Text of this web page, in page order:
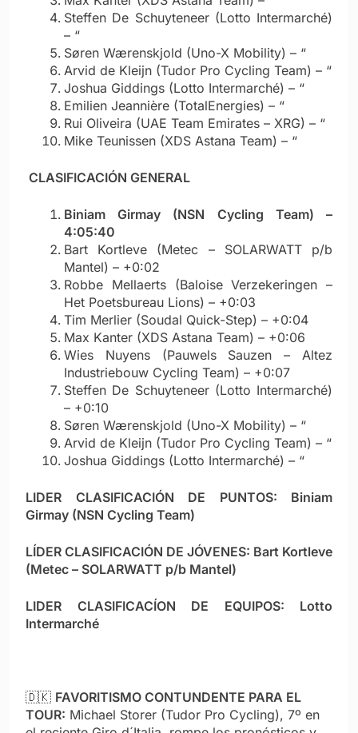
Steffen De Schuyteneer (Lotto Intermarché)
– “
Søren Wærenskjold (Uno-X Mobility) – “
Arvid de Kleijn (Tudor Pro Cycling Team) – “
Joshua Giddings (Lotto Intermarché) – “
Emilien Jeannière (TotalEnergies) – “
Rui Oliveira (UAE Team Emirates – XRG) – “
Mike Teunissen (XDS Astana Team) – “
CLASIFICACIÓN GENERAL
Biniam Girmay (NSN Cycling Team) –
4:05:40
Bart Kortleve (Metec – SOLARWATT p/b
Mantel) – +0:02
Robbe Mellaerts (Baloise Verzekeringen –
Het Poetsbureau Lions) – +0:03
Tim Merlier (Soudal Quick-Step) – +0:04
Max Kanter (XDS Astana Team) – +0:06
Wies Nuyens (Pauwels Sauzen – Altez
Industriebouw Cycling Team) – +0:07
Steffen De Schuyteneer (Lotto Intermarché)
– +0:10
Søren Wærenskjold (Uno-X Mobility) – “
Arvid de Kleijn (Tudor Pro Cycling Team) – “
Joshua Giddings (Lotto Intermarché) – “
LIDER CLASIFICACIÓN DE PUNTOS: Biniam
Girmay (NSN Cycling Team)
LÍDER CLASIFICACIÓN DE JÓVENES: Bart Kortleve
(Metec – SOLARWATT p/b Mantel)
LIDER CLASIFICACÍON DE EQUIPOS: Lotto
Intermarché
🇩🇰 FAVORITISMO CONTUNDENTE PARA EL
TOUR: Michael Storer (Tudor Pro Cycling), 7º en